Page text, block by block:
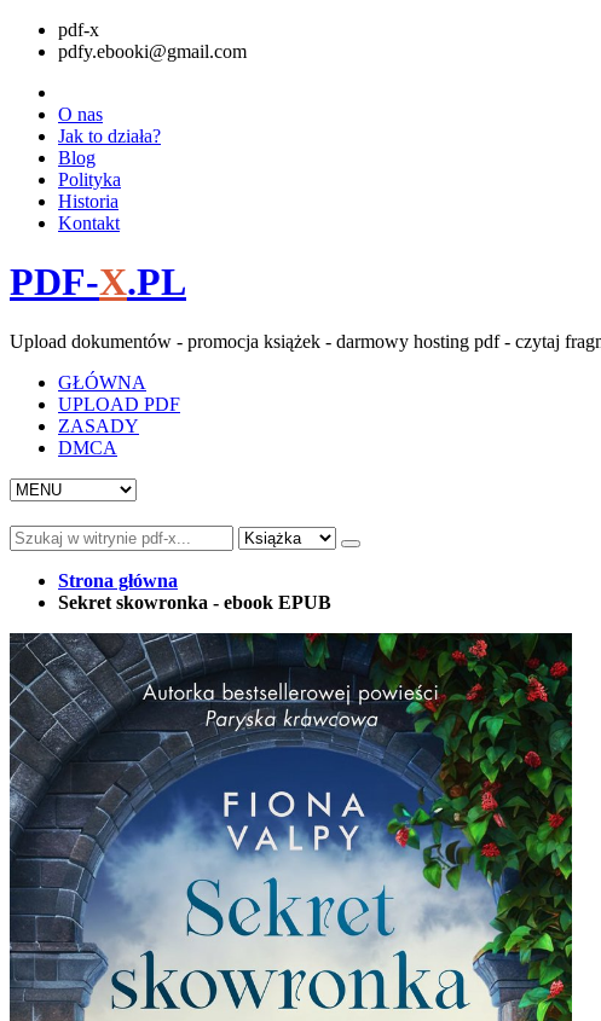
pdf-x
pdfy.ebooki@gmail.com
O nas
Jak to działa?
Blog
Polityka
Historia
Kontakt
PDF-X.PL
Upload dokumentów - promocja książek - darmowy hosting pdf - czytaj
GŁÓWNA
UPLOAD PDF
ZASADY
DMCA
Strona główna
Sekret skowronka - ebook EPUB